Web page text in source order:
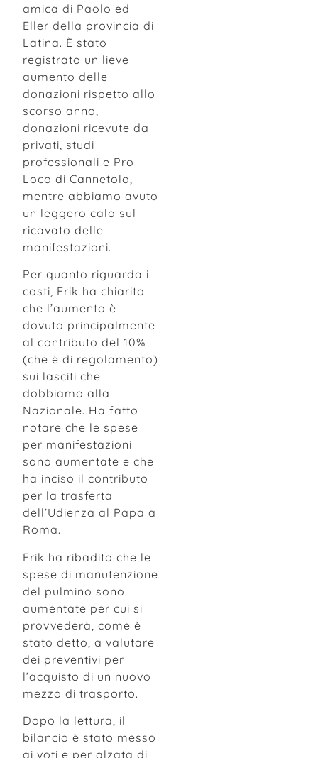
amica di Paolo ed
Eller della provincia di
Latina. È stato
registrato un lieve
aumento delle
donazioni rispetto allo
scorso anno,
donazioni ricevute da
privati, studi
professionali e Pro
Loco di Cannetolo,
mentre abbiamo avuto
un leggero calo sul
ricavato delle
manifestazioni.
Per quanto riguarda i
costi, Erik ha chiarito
che l’aumento è
dovuto principalmente
al contributo del 10%
(che è di regolamento)
sui lasciti che
dobbiamo alla
Nazionale. Ha fatto
notare che le spese
per manifestazioni
sono aumentate e che
ha inciso il contributo
per la trasferta
dell’Udienza al Papa a
Roma.
Erik ha ribadito che le
spese di manutenzione
del pulmino sono
aumentate per cui si
provvederà, come è
stato detto, a valutare
dei preventivi per
l’acquisto di un nuovo
mezzo di trasporto.
Dopo la lettura, il
bilancio è stato messo
ai voti e per alzata di